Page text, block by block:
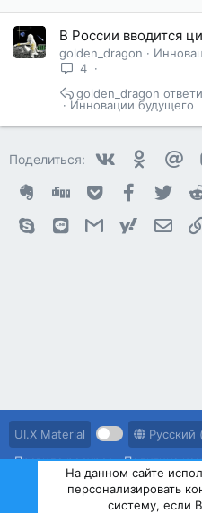
В России вводится
golden_dragon
4
Инновации будущего
golden_dragon
Поделиться: Vkontakte
EvernoteDigg GetpocketFacebook
Skype Line Gmailyahoomail
UI.X Material
Русский
Правила ресурса
Политика
На данном сайте
персонализировать
систему, если